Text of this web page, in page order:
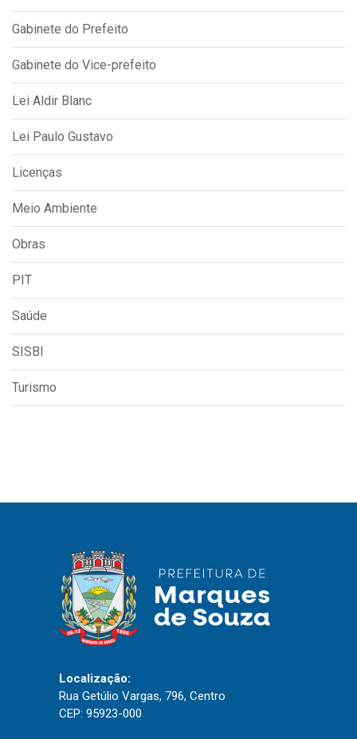
Gabinete do Prefeito
Gabinete do Vice-prefeito
Lei Aldir Blanc
Lei Paulo Gustavo
Licenças
Meio Ambiente
Obras
PIT
Saúde
SISBI
Turismo
Localização:
Rua Getúlio Vargas, 796, Centro
CEP: 95923-000